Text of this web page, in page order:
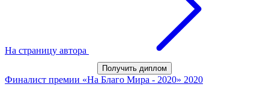
На страницу автора
Получить диплом
Финалист премии «На Благо Мира - 2020» 2020